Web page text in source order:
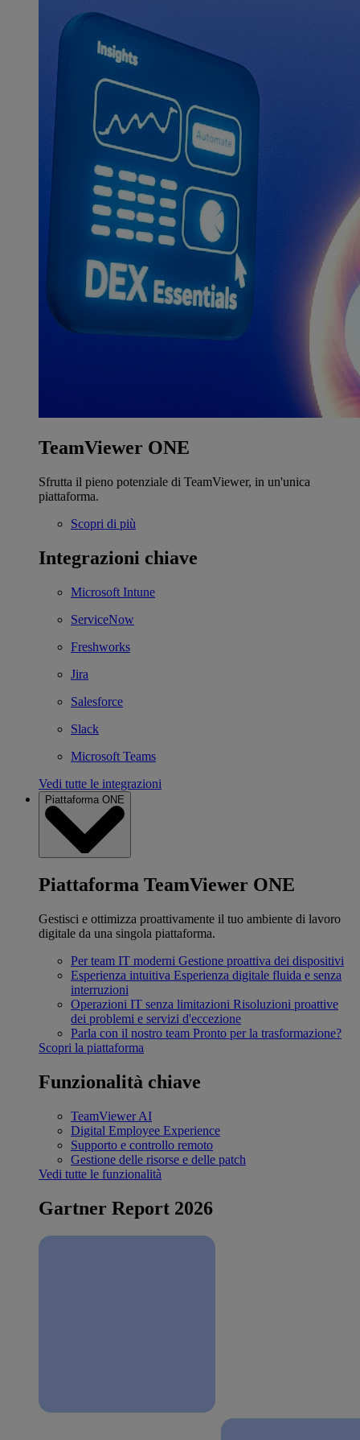
TeamViewer ONE
Sfrutta il pieno potenziale di TeamViewer, in un'unica
piattaforma.
Scopri di più
Integrazioni chiave
Microsoft Intune
ServiceNow
Freshworks
Jira
Salesforce
Slack
Microsoft Teams
Vedi tutte le integrazioni
Piattaforma ONE
Piattaforma TeamViewer ONE
Gestisci e ottimizza proattivamente il tuo ambiente di lavoro
digitale da una singola piattaforma.
Per team IT moderni Gestione proattiva dei dispositivi
Esperienza intuitiva Esperienza digitale fluida e senza
interruzioni
Operazioni IT senza limitazioni Risoluzioni proattive
dei problemi e servizi d'eccezione
Parla con il nostro team Pronto per la trasformazione?
Scopri la piattaforma
Funzionalità chiave
TeamViewer AI
Digital Employee Experience
Supporto e controllo remoto
Gestione delle risorse e delle patch
Vedi tutte le funzionalità
Gartner Report 2026